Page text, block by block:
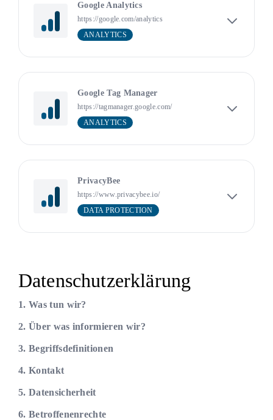
Google Analytics
https://google.com/analytics
ANALYTICS
Google Tag Manager
https://tagmanager.google.com/
ANALYTICS
PrivacyBee
https://www.privacybee.io/
DATA PROTECTION
Datenschutzerklärung
1. Was tun wir?
2. Über was informieren wir?
3. Begriffsdefinitionen
4. Kontakt
5. Datensicherheit
6. Betroffenenrechte